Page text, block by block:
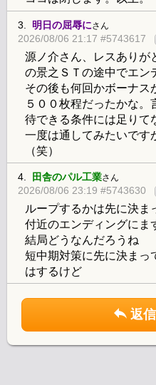
3. 明日の屈辱にさん
2026/08/06 21:17 #5743617
源ノ介さん、レスありが
の景之ＳＴの途中でエン
その後も何回かボーナス
５００枚程だったかな。
待できる条件には足りて
一度は通してみたいです
（笑）
4. 田舎のパル工業さん
2026/08/06 23:19 #5743630
ループするかは先に決ま
付近のエンディングにま
結局どうなんだろうね
短中期対策に先に決まっ
はするけど
返